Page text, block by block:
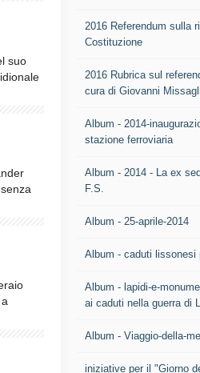
suo
2016 Referendum sulla
Costituzione
2016 Rubrica sul
cura di Giovanni
Album - 2014-
stazione ferroviaria
Album - 2014 - La ex
F.S.
Album - 25-aprile-2014
Album - caduti lissonesi
Album - lapidi-e-
ai caduti nella guerra di
Album - Viaggio-della-
iniziative per il "Giorno